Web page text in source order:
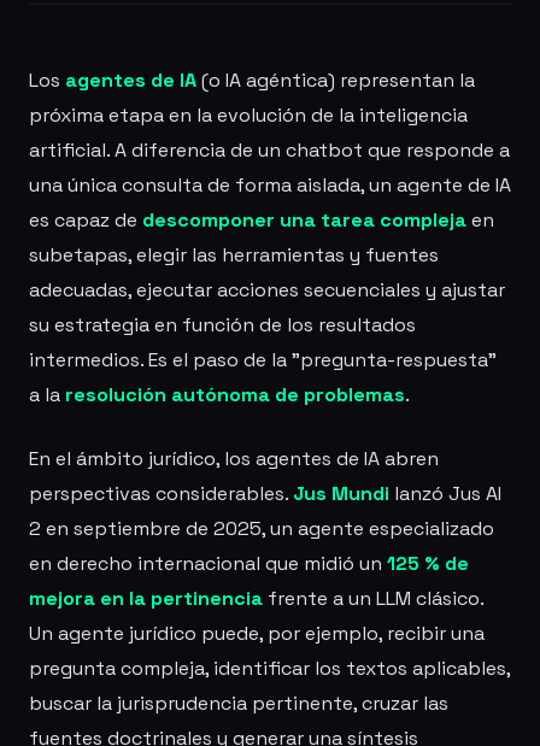
Los agentes de IA(o IA agéntica) representan la
próxima etapa en la evolución de la inteligencia
artificial. A diferencia de un chatbot que responde a
una única consulta de forma aislada, un agente de IA
es capaz de descomponer una tarea complejaen
subetapas, elegir las herramientas y fuentes
adecuadas, ejecutar acciones secuenciales y ajustar
su estrategia en función de los resultados
intermedios. Es el paso de la "pregunta-respuesta"
a la resolución autónoma de problemas.
En el ámbito jurídico, los agentes de IA abren
perspectivas considerables. Jus Mundi lanzó Jus AI
2 en septiembre de 2025, un agente especializado
en derecho internacional que midió un 125 % de
mejora en la pertinencia frente a un LLM clásico.
Un agente jurídico puede, por ejemplo, recibir una
pregunta compleja, identificar los textos aplicables,
buscar la jurisprudencia pertinente, cruzar las
fuentes doctrinales y generar una síntesis